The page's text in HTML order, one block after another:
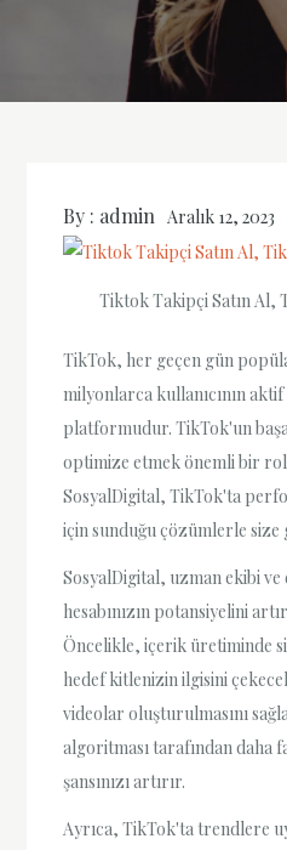
By : admin Aralık 12, 2023
Tiktok Takipçi Satın Al,
TikTok, her geçen gün
milyonlarca kullanıcının
platformudur. TikTok'un
optimize etmek önemli bir
SosyalDigital, TikTok'ta
için sunduğu çözümlerle size
SosyalDigital, uzman ekibi
hesabınızın potansiyelini
Öncelikle, içerik üretiminde
hedef kitlenizin ilgisini
videolar oluşturulmasını
algoritması tarafından daha
şansınızı artırır.
Ayrıca, TikTok'ta trendlere